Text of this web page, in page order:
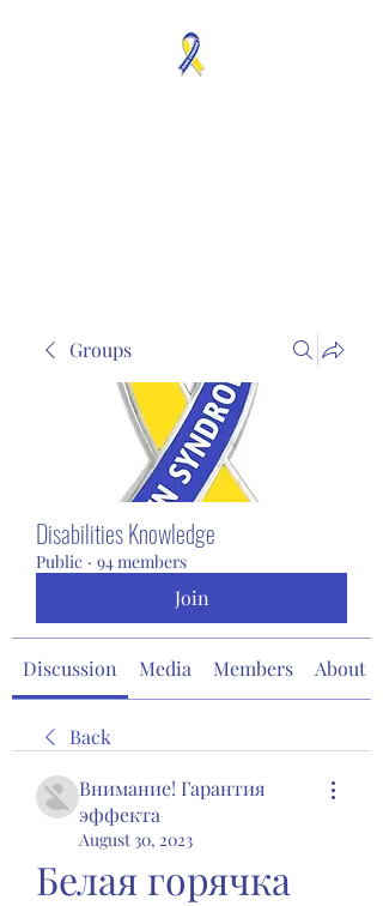
Groups
Disabilities Knowledge
Public · 94 members
Join
Discussion Media Members About
Back
Внимание! Гарантия
эффекта
August 30, 2023
Белая горячка